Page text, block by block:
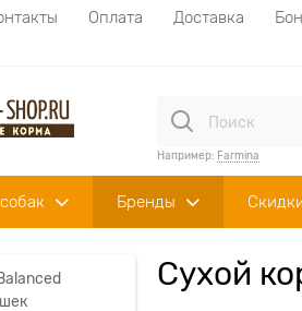
Оплата Доставка
Например: Farmina
Бренды
Сухой